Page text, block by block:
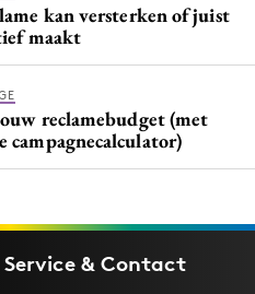
kan versterken of juist
maakt
reclamebudget (met
campagnecalculator)
Service & Contact